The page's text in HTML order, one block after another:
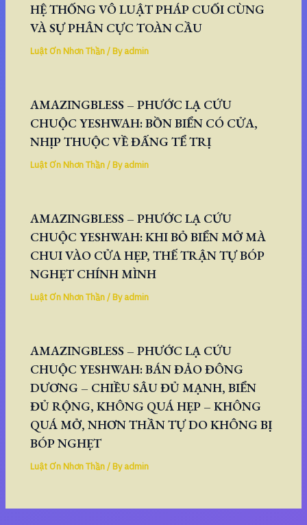
HỆ THỐNG VÔ LUẬT PHÁP CUỐI CÙNG
VÀ SỰ PHÂN CỰC TOÀN CẦU
Luật Ơn Nhơn Thần/ Byadmin
AMAZINGBLESS – PHƯỚC LẠ CỨU
CHUỘC YESHWAH: BỒN BIỂN CÓ CỬA,
NHỊP THUỘC VỀ ĐẤNG TỂ TRỊ
Luật Ơn Nhơn Thần/ Byadmin
AMAZINGBLESS – PHƯỚC LẠ CỨU
CHUỘC YESHWAH: KHI BỎ BIỂN MỞ MÀ
CHUI VÀO CỬA HẸP, THẾ TRẬN TỰ BÓP
NGHẸT CHÍNH MÌNH
Luật Ơn Nhơn Thần/ Byadmin
AMAZINGBLESS – PHƯỚC LẠ CỨU
CHUỘC YESHWAH: BÁN ĐẢO ĐÔNG
DƯƠNG – CHIỀU SÂU ĐỦ MẠNH, BIỂN
ĐỦ RỘNG, KHÔNG QUÁ HẸP – KHÔNG
QUÁ MỞ, NHƠN THẦN TỰ DO KHÔNG BỊ
BÓP NGHẸT
Luật Ơn Nhơn Thần/ Byadmin